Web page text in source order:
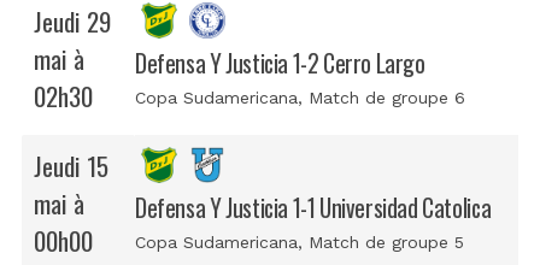
Jeudi 29
mai à
02h30
Defensa Y Justicia 1-2 Cerro Largo
Copa Sudamericana, Match de groupe 6
Jeudi 15
mai à
00h00
Defensa Y Justicia 1-1 Universidad Catolica
Copa Sudamericana, Match de groupe 5